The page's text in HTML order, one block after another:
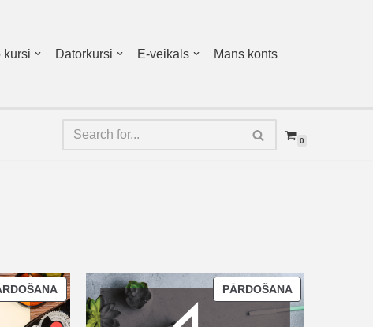
kursi Datorkursi E-veikals Mans konts
0
PĀRDOŠANA